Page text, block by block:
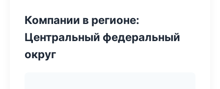
Компании в регионе:
Центральный федеральный
округ